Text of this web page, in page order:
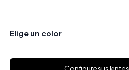
Elige un color
Configure sus lentes